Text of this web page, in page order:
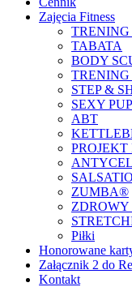
Zajęcia Fitness
TABATA
BODY
STEP &
SEXY
ABT
ZUMBA®
ZDROWY
Piłki
Honorowane
Załącznik 2 do
Kontakt